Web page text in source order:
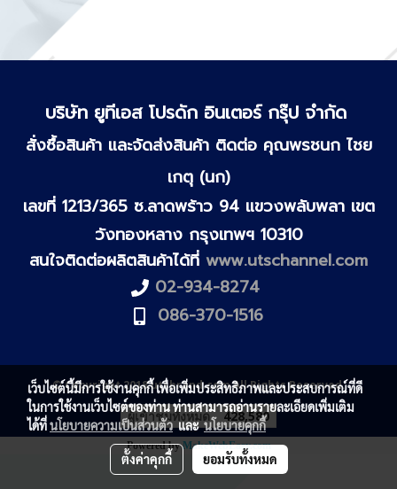
บริษัท ยูทีเอส โปรดัก อินเตอร์ กรุ๊ป จำกัด
สั่งซื้อสินค้า และจัดส่งสินค้า ติดต่อ คุณพรชนก ไชย
เกตุ (นก)
เลขที่ 1213/365 ซ.ลาดพร้าว 94 แขวงพลับพลา เขต
วังทองหลาง กรุงเทพฯ 10310
สนใจติดต่อผลิตสินค้าได้ที่ www.utschannel.com
02-934-8274
086-370-1516
© Copyright 2018 utsbrand.com All Rights Reserved.
ผู้เข้าชมทั้งหมด 428,580
Powered byMakeWebEasy.com
เว็บไซต์นี้มีการใช้งานคุกกี้ เพื่อเพิ่มประสิทธิภาพและประสบการณ์ที่ดี
ในการใช้งานเว็บไซต์ของท่าน ท่านสามารถอ่านรายละเอียดเพิ่มเติม
ได้ที่นโยบายความเป็นส่วนตัวและนโยบายคุกกี้
ตั้งค่าคุกกี้ ยอมรับทั้งหมด